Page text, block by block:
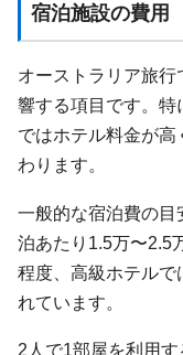
宿泊施設の費用
オーストラリア旅
響する項目です。特
ではホテル料金が
わります。
一般的な宿泊費の目
泊あたり1.5万〜2.5
程度、高級ホテルで
れています。
2人で1部屋を利用